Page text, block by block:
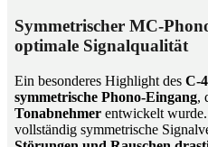
Symmetrischer MC-
optimale Signalqualität
Ein besonderes Highlight des C-
symmetrische Phono-Eingang,
Tonabnehmer entwickelt
vollständig symmetrische